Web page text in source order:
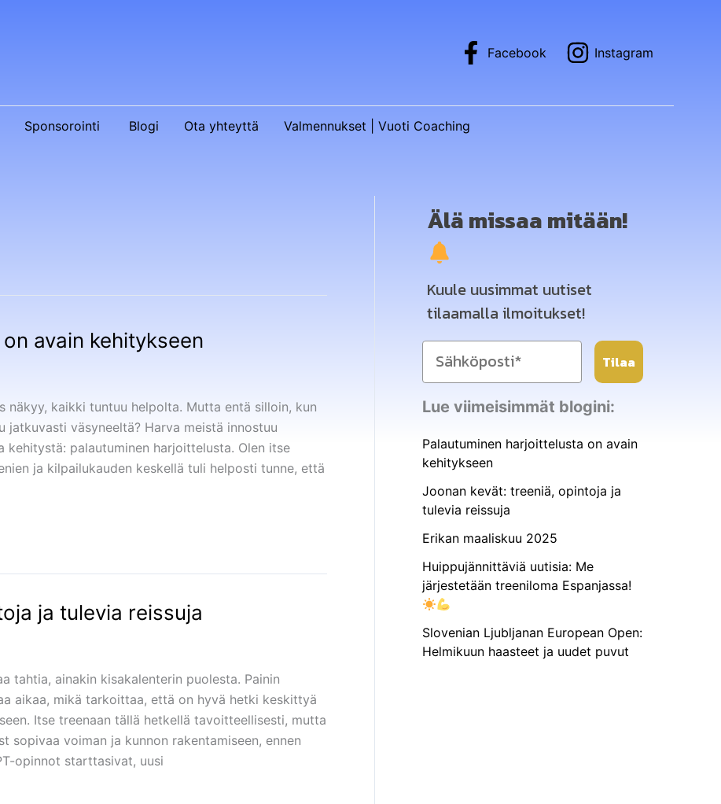
Facebook
Instagram
Sponsorointi Blogi Ota yhteyttä Valmennukset | Vuoti Coaching
avain kehitykseen
näkyy, kaikki tuntuu helpolta. Mutta entä silloin, kun
väsyneeltä? Harva meistä innostuu
kehitystä: palautuminen harjoittelusta. Olen itse
ja kilpailukauden keskellä tuli helposti tunne, että
ja tulevia reissuja
tahtia, ainakin kisakalenterin puolesta. Painin
aikaa, mikä tarkoittaa, että on hyvä hetki keskittyä
Itse treenaan tällä hetkellä tavoitteellisesti, mutta
sopivaa voiman ja kunnon rakentamiseen, ennen
opinnot starttasivat, uusi
Älä missaa mitään!
Kuule uusimmat uutiset
tilaamalla ilmoitukset!
Tilaa
Lue viimeisimmät blogini:
Palautuminen harjoittelusta on avain
kehitykseen
Joonan kevät: treeniä, opintoja ja
tulevia reissuja
Erikan maaliskuu 2025
Huippujännittäviä uutisia: Me
järjestetään treeniloma Espanjassa!
Slovenian Ljubljanan European Open:
Helmikuun haasteet ja uudet puvut